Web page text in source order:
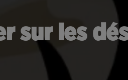
sur les